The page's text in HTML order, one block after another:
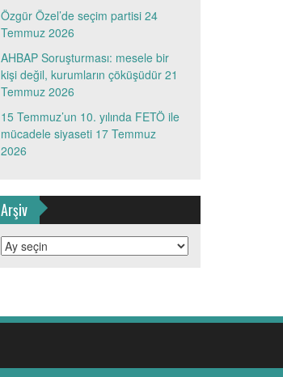
Özgür Özel’de seçim partisi 24
Temmuz 2026
AHBAP Soruşturması: mesele bir
kişi değil, kurumların çöküşüdür 21
Temmuz 2026
15 Temmuz’un 10. yılında FETÖ ile
mücadele siyaseti 17 Temmuz
2026
Arşiv
Arşiv